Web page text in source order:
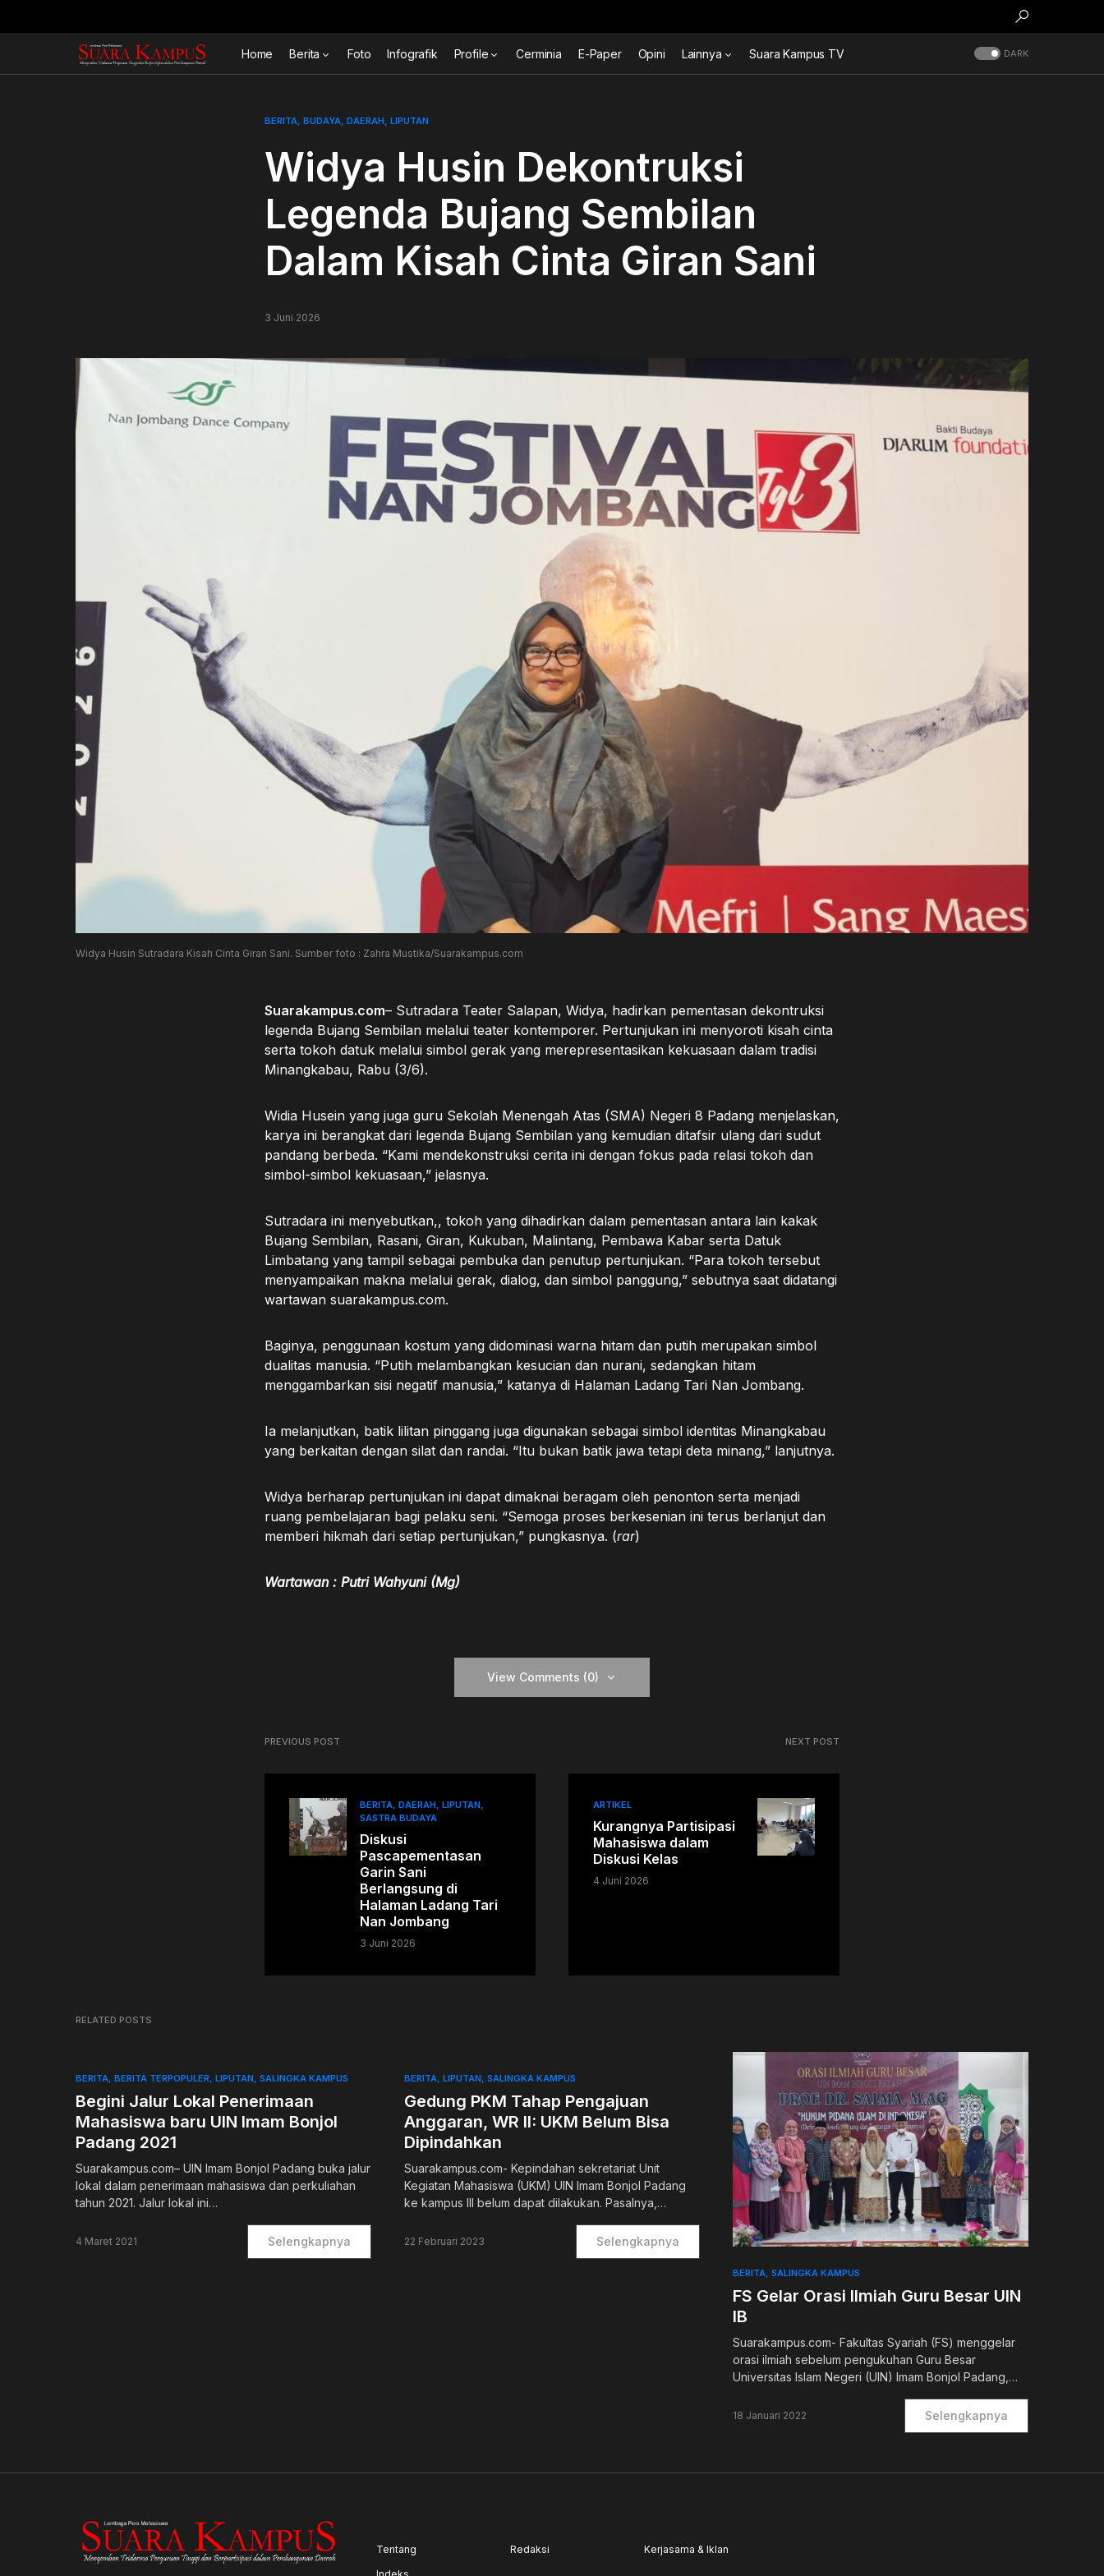
Home Berita Foto Infografik Profile Cerminia E-Paper Opini Lainnya Suara Kampus TV DARK
BERITA BUDAYA DAERAH LIPUTAN
Widya Husin Dekontruksi
Legenda Bujang Sembilan
Dalam Kisah Cinta Giran Sani
3 Juni 2026
Widya Husin Sutradara Kisah Cinta Giran Sani. Sumber foto : Zahra Mustika/Suarakampus.com
Suarakampus.com– Sutradara Teater Salapan, Widya, hadirkan pementasan dekontruksi
legenda Bujang Sembilan melalui teater kontemporer. Pertunjukan ini menyoroti kisah cinta
serta tokoh datuk melalui simbol gerak yang merepresentasikan kekuasaan dalam tradisi
Minangkabau, Rabu (3/6).
Widia Husein yang juga guru Sekolah Menengah Atas (SMA) Negeri 8 Padang menjelaskan,
karya ini berangkat dari legenda Bujang Sembilan yang kemudian ditafsir ulang dari sudut
pandang berbeda. “Kami mendekonstruksi cerita ini dengan fokus pada relasi tokoh dan
simbol-simbol kekuasaan,” jelasnya.
Sutradara ini menyebutkan,, tokoh yang dihadirkan dalam pementasan antara lain kakak
Bujang Sembilan, Rasani, Giran, Kukuban, Malintang, Pembawa Kabar serta Datuk
Limbatang yang tampil sebagai pembuka dan penutup pertunjukan. “Para tokoh tersebut
menyampaikan makna melalui gerak, dialog, dan simbol panggung,” sebutnya saat didatangi
wartawan suarakampus.com.
Baginya, penggunaan kostum yang didominasi warna hitam dan putih merupakan simbol
dualitas manusia. “Putih melambangkan kesucian dan nurani, sedangkan hitam
menggambarkan sisi negatif manusia,” katanya di Halaman Ladang Tari Nan Jombang.
Ia melanjutkan, batik lilitan pinggang juga digunakan sebagai simbol identitas Minangkabau
yang berkaitan dengan silat dan randai. “Itu bukan batik jawa tetapi deta minang,” lanjutnya.
Widya berharap pertunjukan ini dapat dimaknai beragam oleh penonton serta menjadi
ruang pembelajaran bagi pelaku seni. “Semoga proses berkesenian ini terus berlanjut dan
memberi hikmah dari setiap pertunjukan,” pungkasnya. (rar)
Wartawan : Putri Wahyuni (Mg)
View Comments (0)
PREVIOUS POST
BERITA DAERAH LIPUTAN
SASTRA BUDAYA
Diskusi
Pascapementasan
Garin Sani
Berlangsung di
Halaman Ladang Tari
Nan Jombang
3 Juni 2026
NEXT POST
ARTIKEL
Kurangnya Partisipasi
Mahasiswa dalam
Diskusi Kelas
4 Juni 2026
RELATED POSTS
BERITA BERITA TERPOPULER LIPUTAN SALINGKA KAMPUS
Begini Jalur Lokal Penerimaan
Mahasiswa baru UIN Imam Bonjol
Padang 2021
Suarakampus.com– UIN Imam Bonjol Padang buka jalur
lokal dalam penerimaan mahasiswa dan perkuliahan
tahun 2021. Jalur lokal ini…
4 Maret 2021 Selengkapnya
BERITA LIPUTAN SALINGKA KAMPUS
Gedung PKM Tahap Pengajuan
Anggaran, WR II: UKM Belum Bisa
Dipindahkan
Suarakampus.com- Kepindahan sekretariat Unit
Kegiatan Mahasiswa (UKM) UIN Imam Bonjol Padang
ke kampus III belum dapat dilakukan. Pasalnya,…
22 Februari 2023 Selengkapnya
BERITA SALINGKA KAMPUS
FS Gelar Orasi Ilmiah Guru Besar UIN
IB
Suarakampus.com- Fakultas Syariah (FS) menggelar
orasi ilmiah sebelum pengukuhan Guru Besar
Universitas Islam Negeri (UIN) Imam Bonjol Padang,…
18 Januari 2022 Selengkapnya
Tentang Redaksi
Kerjasama & Iklan